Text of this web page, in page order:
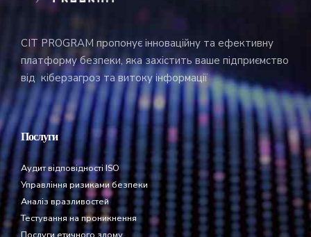
CIT PROGRAM пропонує інноваційну та ефективну
платформу безпеки, яка захістить ваше підприємство
від кіберзагроз та витоку інформації
Послуги
Аудит відповідності ISO
Управління ризиками безпеки
Аналіз вразливостей
Тестування на проникнення